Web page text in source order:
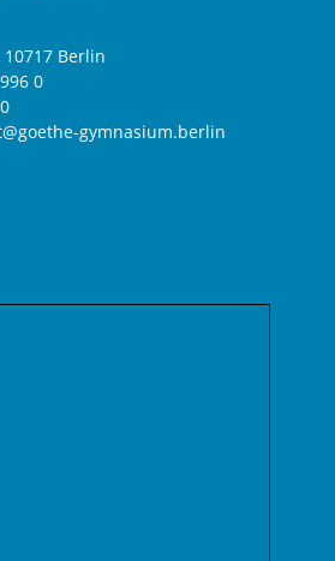
Berlin
0
gymnasium.berlin